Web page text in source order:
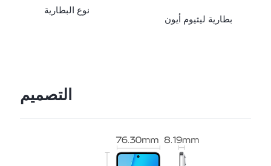
نوع البطارية
بطارية ليثيوم أيون
التصميم